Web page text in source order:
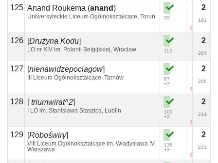
125 Anand Roukema (anand)
Uniwersyteckie Liceum Ogólnokształcące, Toruń
32
(+3)
2
191
126 [Drużyna Kodu]
LO nr XIV im. Polonii Belgijskiej, Wrocław 112
2
204
127 [nienawidzepociagow]
III Liceum Ogólnokształcące, Tarnów
87
+3
(+6)
2
206
128 [triumwirat^2]
I LO im. Stanisława Staszica, Lublin
100
+3
(+10)
2
214
129 [Roboświry]
VIII Liceum Ogólnokształcące im. Władysława IV,
Warszawa
136
+3
(+3)
2
221